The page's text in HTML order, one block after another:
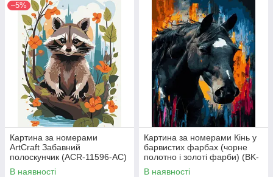
–5%
Картина за номерами
ArtCraft Забавний
полоскунчик (ACR-11596-AC)
40 х 50 см
В наявності
Картина за номерами Кінь у
барвистих фарбах (чорне
полотно і золоті фарби) (BK-
JXBKG006) 40 х 50 см
В наявності